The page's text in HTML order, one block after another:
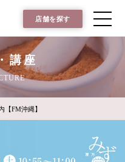
店舗を探す
講座
【FM沖縄】